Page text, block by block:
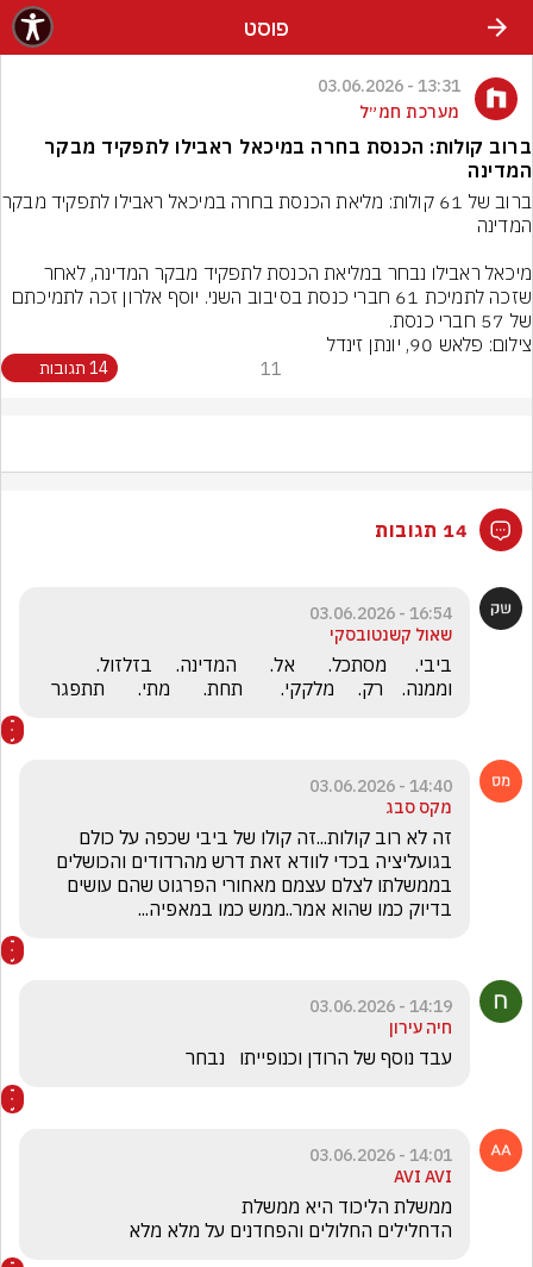
פוסט
13:31 - 03.06.2026
מערכת חמ״ל
ברוב קולות: הכנסת בחרה במיכאל ראבילו לתפקיד מבקר
המדינה
של 57 חברי כנסת.
צילום: פלאש 90, יונתן זינדל
11 14 תגובות
14 תגובות
16:54 - 03.06.2026
שאול קשנטובסקי
וממנה.    רק.     מלקקי.        תחת.       מתי.       תתפגר
14:40 - 03.06.2026
מקס סבג
בדיוק כמו שהוא אמר..ממש כמו במאפיה...
14:19 - 03.06.2026
חיה עירון
עבד נוסף של הרודן וכנופייתו   נבחר
14:01 - 03.06.2026
AVI AVI
הדחלילים החלולים והפחדנים על מלא מלא